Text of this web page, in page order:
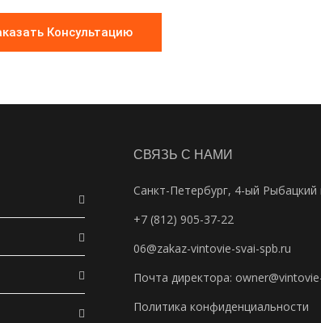
Консультацию
СВЯЗЬ С НАМИ
Санкт-Петербург, 4-ый Рыбацкий
+7 (812) 905-37-22
06@zakaz-vintovie-svai-spb.ru
Почта директора:
Политика конфиденциальности